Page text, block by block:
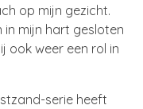
op mijn gezicht.
in mijn hart gesloten
ook weer een rol in
serie heeft